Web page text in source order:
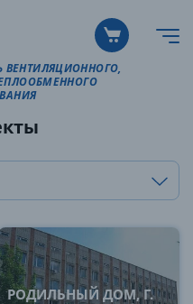
ВЕНТИЛЯЦИОННОГО,
РОДИЛЬНЫЙ ДОМ, Г.